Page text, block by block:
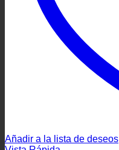
Añadir a la lista de deseos